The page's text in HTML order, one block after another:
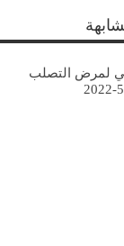
لمرض التصلب